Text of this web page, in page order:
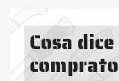
Cosa
comprato